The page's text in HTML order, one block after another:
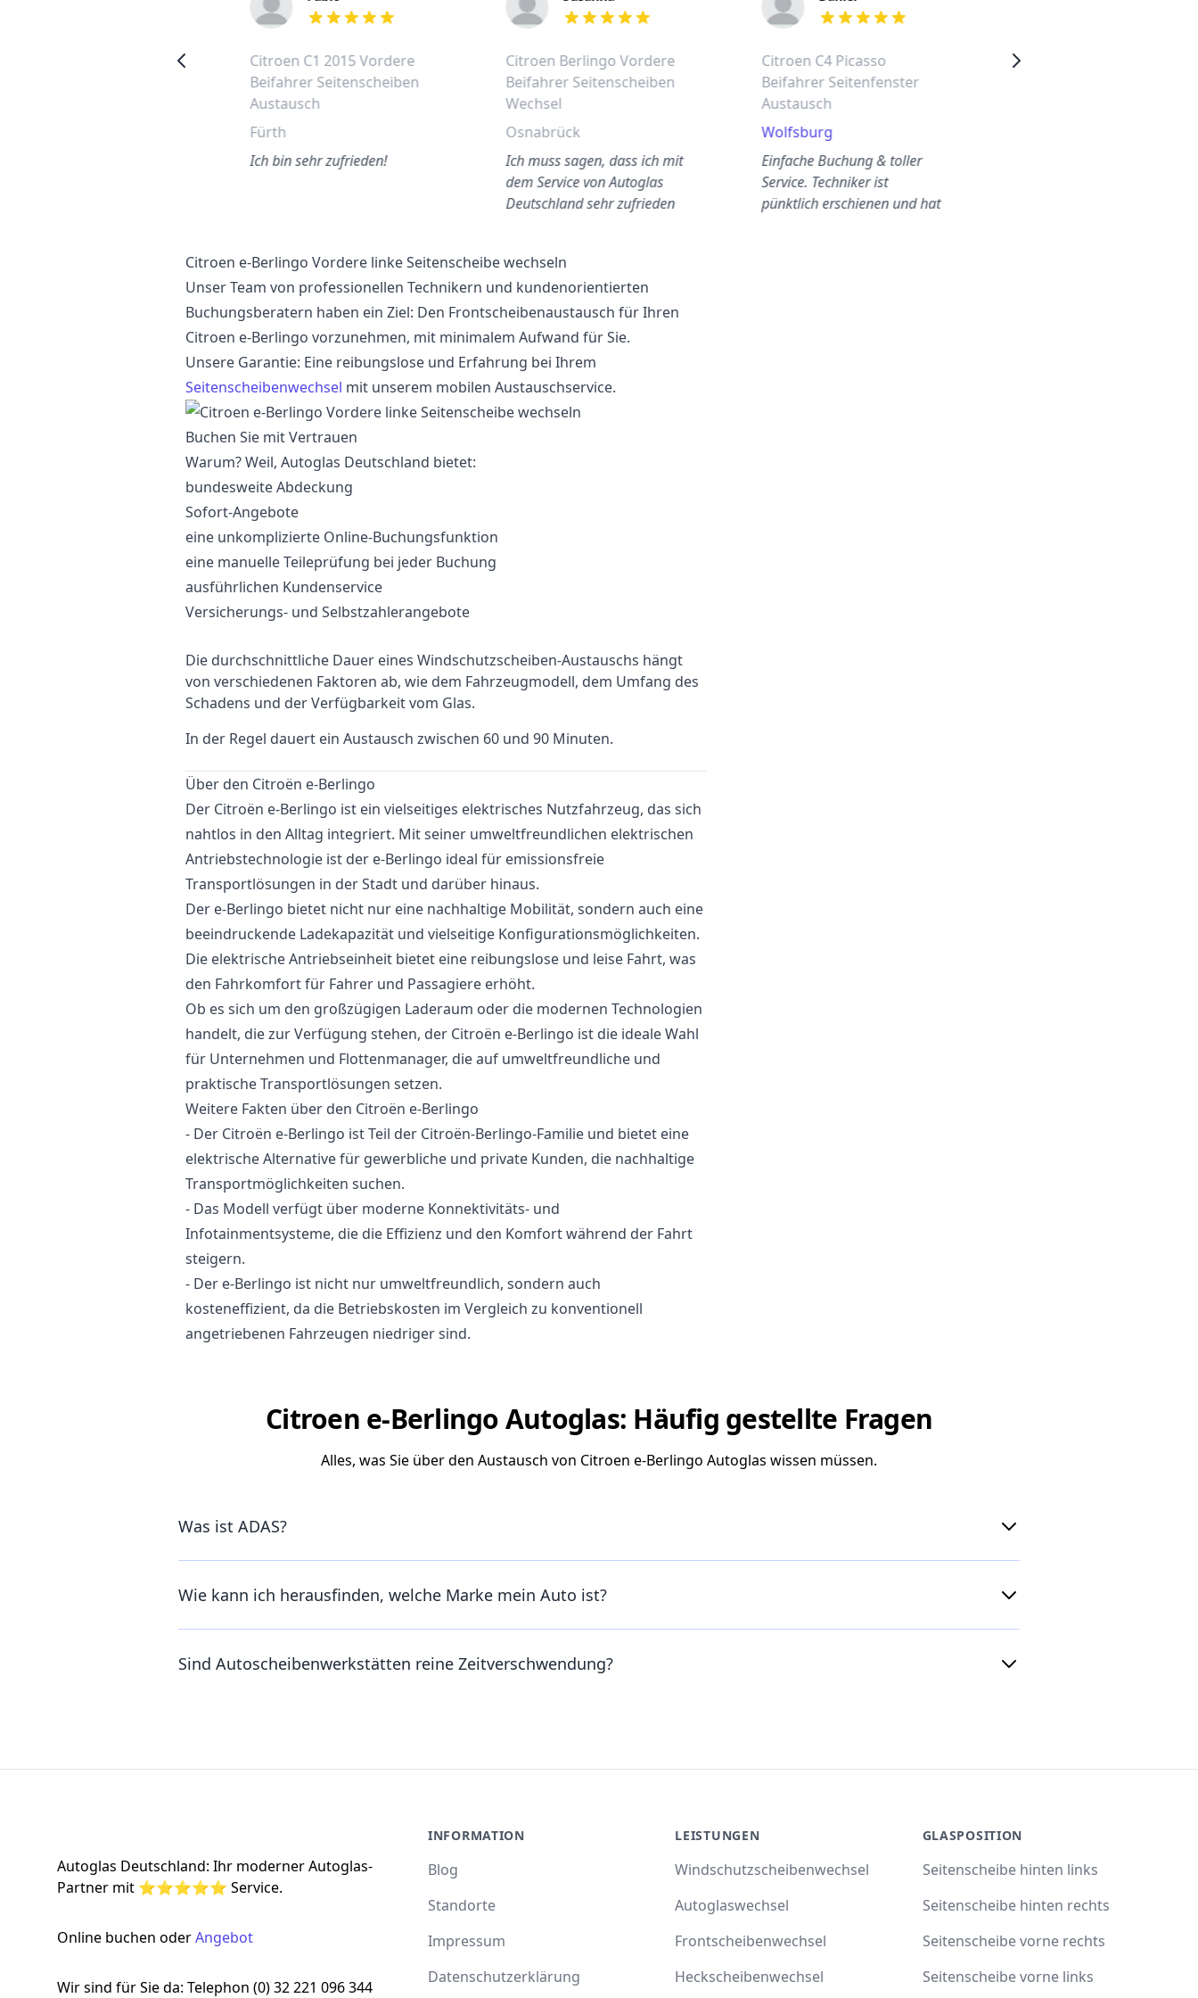
out of 5 stars
Citroen C1 2015 Vordere
Beifahrer Seitenscheiben
Austausch
Fürth
Ich bin sehr zufrieden!
out of 5 stars
Citroen Berlingo Vordere
Beifahrer Seitenscheiben
Wechsel
Osnabrück
Ich muss sagen, dass ich mit
dem Service von Autoglas
Deutschland sehr zufrieden
out of 5 stars
Citroen C4 Picasso
Beifahrer Seitenfenster
Austausch
Wolfsburg
Einfache Buchung & toller
Service. Techniker ist
pünktlich erschienen und hat
Citroen Nemo vordere
Citroen e-Berlingo Vordere linke Seitenscheibe wechseln
Unser Team von professionellen Technikern und kundenorientierten
Buchungsberatern haben ein Ziel: Den Frontscheibenaustausch für Ihren
Citroen e-Berlingo vorzunehmen, mit minimalem Aufwand für Sie.
Unsere Garantie: Eine reibungslose und Erfahrung bei Ihrem
Seitenscheibenwechsel mit unserem mobilen Austauschservice.
Buchen Sie mit Vertrauen
Warum? Weil, Autoglas Deutschland bietet:
bundesweite Abdeckung
Sofort-Angebote
eine unkomplizierte Online-Buchungsfunktion
eine manuelle Teileprüfung bei jeder Buchung
ausführlichen Kundenservice
Versicherungs- und Selbstzahlerangebote
Die durchschnittliche Dauer eines Windschutzscheiben-Austauschs hängt
von verschiedenen Faktoren ab, wie dem Fahrzeugmodell, dem Umfang des
Schadens und der Verfügbarkeit vom Glas.
In der Regel dauert ein Austausch zwischen 60 und 90 Minuten.
Über den Citroën e-Berlingo
Der Citroën e-Berlingo ist ein vielseitiges elektrisches Nutzfahrzeug, das sich
nahtlos in den Alltag integriert. Mit seiner umweltfreundlichen elektrischen
Antriebstechnologie ist der e-Berlingo ideal für emissionsfreie
Transportlösungen in der Stadt und darüber hinaus.
Der e-Berlingo bietet nicht nur eine nachhaltige Mobilität, sondern auch eine
beeindruckende Ladekapazität und vielseitige Konfigurationsmöglichkeiten.
Die elektrische Antriebseinheit bietet eine reibungslose und leise Fahrt, was
den Fahrkomfort für Fahrer und Passagiere erhöht.
Ob es sich um den großzügigen Laderaum oder die modernen Technologien
handelt, die zur Verfügung stehen, der Citroën e-Berlingo ist die ideale Wahl
für Unternehmen und Flottenmanager, die auf umweltfreundliche und
praktische Transportlösungen setzen.
Weitere Fakten über den Citroën e-Berlingo
- Der Citroën e-Berlingo ist Teil der Citroën-Berlingo-Familie und bietet eine
elektrische Alternative für gewerbliche und private Kunden, die nachhaltige
Transportmöglichkeiten suchen.
- Das Modell verfügt über moderne Konnektivitäts- und
Infotainmentsysteme, die die Effizienz und den Komfort während der Fahrt
steigern.
- Der e-Berlingo ist nicht nur umweltfreundlich, sondern auch
kosteneffizient, da die Betriebskosten im Vergleich zu konventionell
angetriebenen Fahrzeugen niedriger sind.
Citroen e-Berlingo Autoglas: Häufig gestellte Fragen
Alles, was Sie über den Austausch von Citroen e-Berlingo Autoglas wissen müssen.
Was ist ADAS?
Wie kann ich herausfinden, welche Marke mein Auto ist?
Sind Autoscheibenwerkstätten reine Zeitverschwendung?
Autoglas Deutschland: Ihr moderner Autoglas-
Partner mit ⭐⭐⭐⭐⭐ Service.
Online buchen oderAngebot
Wir sind für Sie da: Telephon (0) 32 221 096 344
INFORMATION
Blog
Standorte
Impressum
Datenschutzerklärung
LEISTUNGEN
Windschutzscheibenwechsel
Autoglaswechsel
Frontscheibenwechsel
Heckscheibenwechsel
GLASPOSITION
Seitenscheibe hinten links
Seitenscheibe hinten rechts
Seitenscheibe vorne rechts
Seitenscheibe vorne links